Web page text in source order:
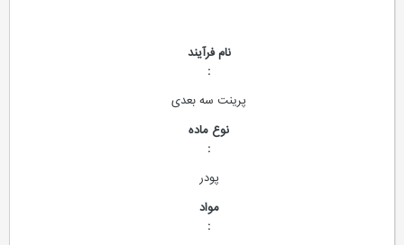
نام فرآیند
پرینت سه بعدی
نوع ماده
پودر
مواد